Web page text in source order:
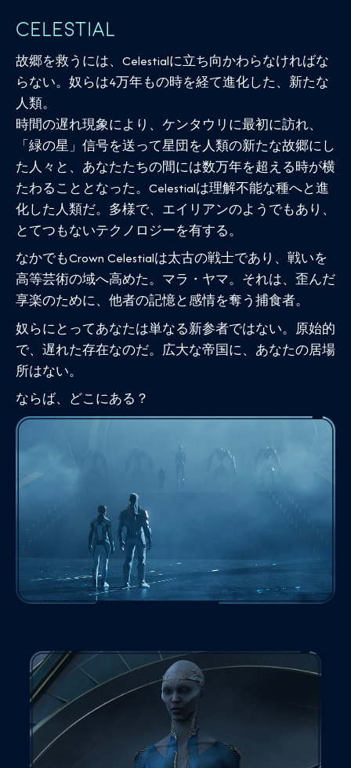
Celestial
故郷を救うには、Celestialに立ち向かわらなければな
らない。奴らは4万年もの時を経て進化した、新たな
人類。
時間の遅れ現象により、ケンタウリに最初に訪れ、
「緑の星」信号を送って星団を人類の新たな故郷にし
た人々と、あなたたちの間には数万年を超える時が横
たわることとなった。Celestialは理解不能な種へと進
化した人類だ。多様で、エイリアンのようでもあり、
とてつもないテクノロジーを有する。
なかでもCrown Celestialは太古の戦士であり、戦いを
高等芸術の域へ高めた。マラ・ヤマ。それは、歪んだ
享楽のために、他者の記憶と感情を奪う捕食者。
奴らにとってあなたは単なる新参者ではない。原始的
で、遅れた存在なのだ。広大な帝国に、あなたの居場
所はない。
ならば、どこにある？